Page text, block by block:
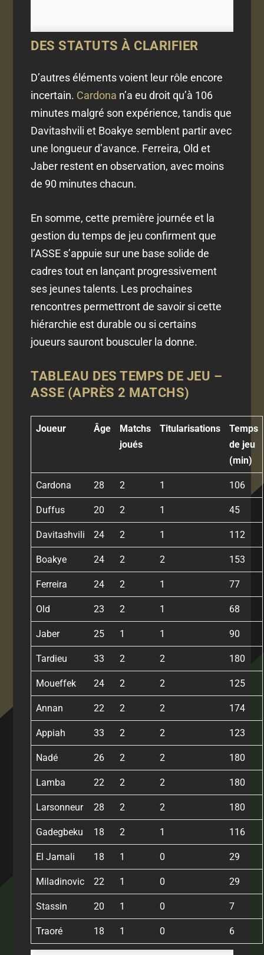
DES STATUTS À CLARIFIER
D’autres éléments voient leur rôle encore
incertain. Cardona n’a eu droit qu’à 106
minutes malgré son expérience, tandis que
Davitashvili et Boakye semblent partir avec
une longueur d’avance. Ferreira, Old et
Jaber restent en observation, avec moins
de 90 minutes chacun.
En somme, cette première journée et la
gestion du temps de jeu confirment que
l’ASSE s’appuie sur une base solide de
cadres tout en lançant progressivement
ses jeunes talents. Les prochaines
rencontres permettront de savoir si cette
hiérarchie est durable ou si certains
joueurs sauront bousculer la donne.
TABLEAU DES TEMPS DE JEU –
ASSE (APRÈS 2 MATCHS)
Joueur Âge
Matchs
joués
Titularisations
Temps
de jeu
(min)
Cardona 28 2 1 106
Duffus 20 2 1 45
Davitashvili 24 2 1 112
Boakye 24 2 2 153
Ferreira 24 2 1 77
Old 23 2 1 68
Jaber 25 1 1 90
Tardieu 33 2 2 180
Moueffek 24 2 2 125
Annan 22 2 2 174
Appiah 33 2 2 123
Nadé 26 2 2 180
Lamba 22 2 2 180
Larsonneur 28 2 2 180
Gadegbeku 18 2 1 116
El Jamali 18 1 0 29
Miladinovic 22 1 0 29
Stassin 20 1 0 7
Traoré 18 1 0 6